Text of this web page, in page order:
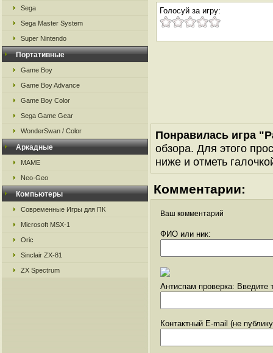
Sega
Sega Master System
Super Nintendo
Портативные
Game Boy
Game Boy Advance
Game Boy Color
Sega Game Gear
WonderSwan / Color
Аркадные
MAME
Neo-Geo
Компьютеры
Современные Игры для ПК
Microsoft MSX-1
Oric
Sinclair ZX-81
ZX Spectrum
Голосуй за игру:
Понравилась игра
обзора. Для этого
ниже и отметь
Комментарии:
Ваш комментарий
ФИО или ник:
Антиспам проверка: Введите
Контактный E-mail (не